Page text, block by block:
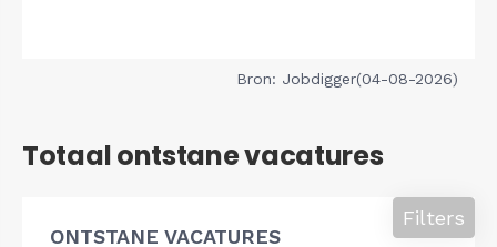
Bron: Jobdigger(04-08-2026)
Totaal ontstane vacatures
ONTSTANE VACATURES
Filters